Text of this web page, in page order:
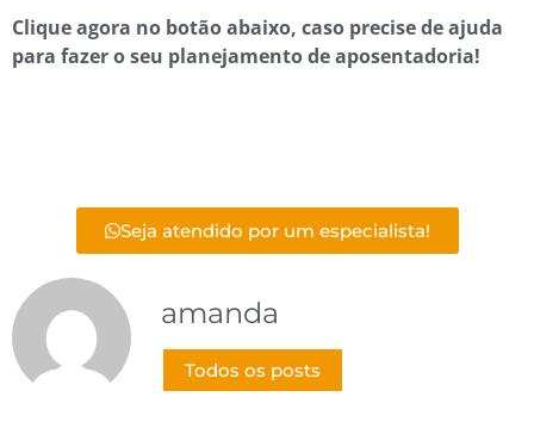
Clique agora no botão abaixo, caso precise de ajuda
para fazer o seu planejamento de aposentadoria!
Seja atendido por um especialista!
amanda
Todos os posts